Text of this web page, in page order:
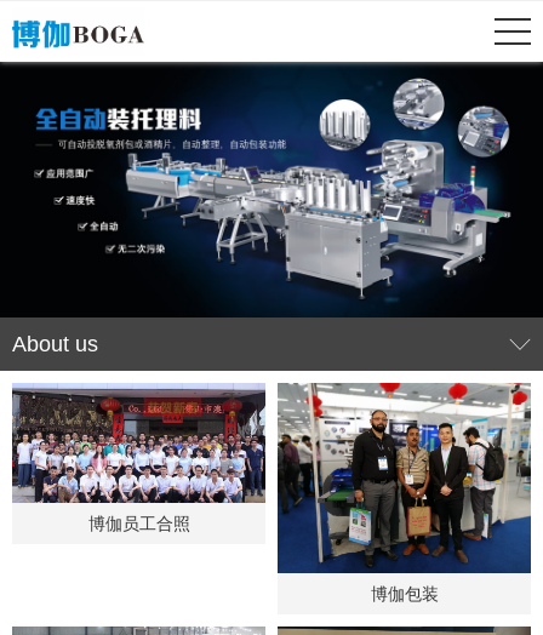
About us
博伽员工合照
博伽包装